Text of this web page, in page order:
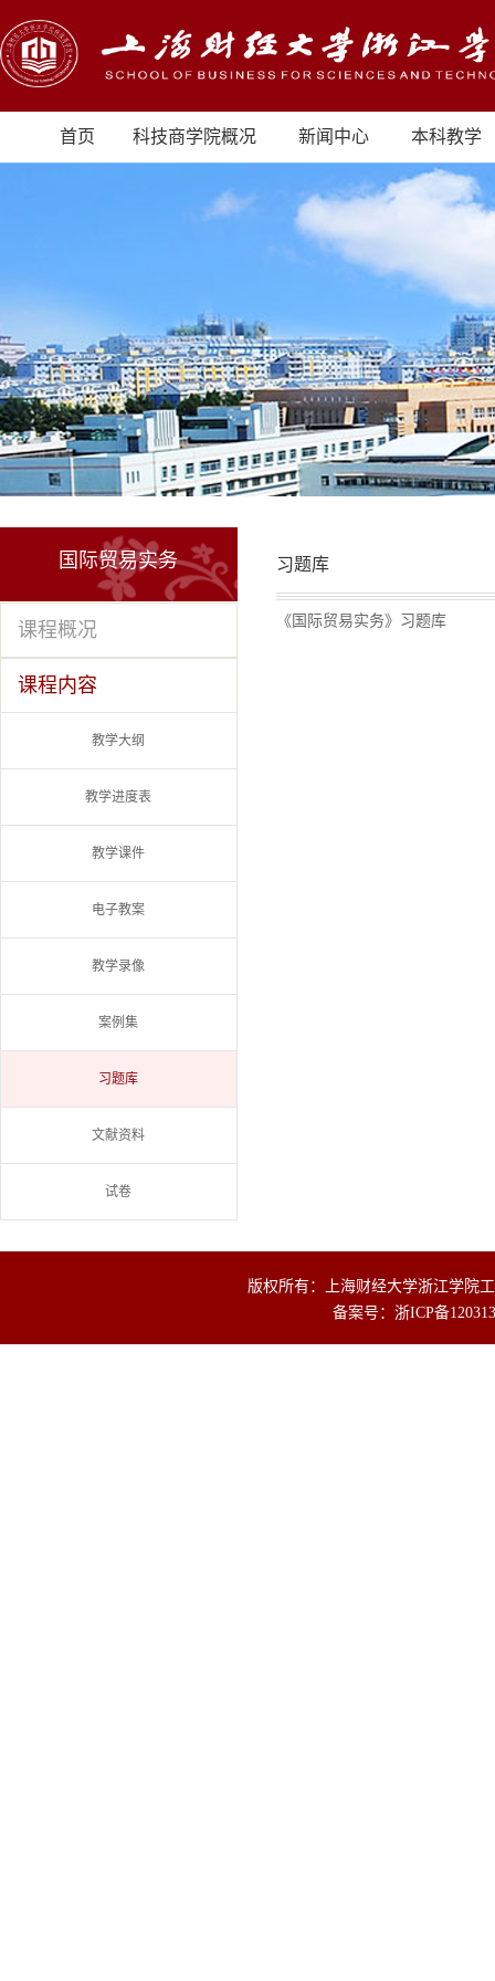
首页 科技商学院概况 新闻中心 本科教学
国际贸易实务
课程概况
课程内容
教学大纲
教学进度表
教学课件
电子教案
教学录像
案例集
习题库
文献资料
试卷
习题库
《国际贸易实务》习题库
版权所有：上海财经大学浙江学院
备案号： 浙ICP备